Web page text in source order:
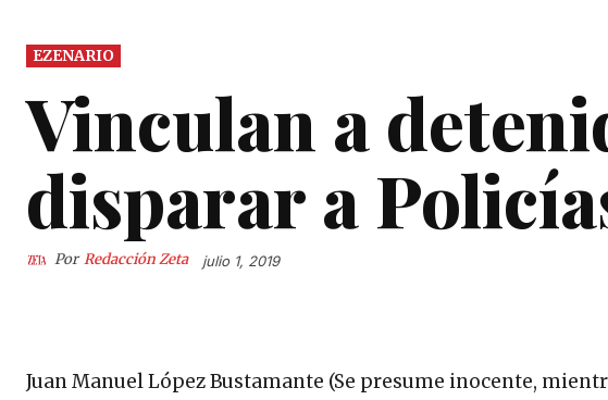
EZENARIO
Vinculan a
disparar a
Por Redacción Zeta julio 1, 2019
Juan Manuel López Bustamante (Se presume inocente,